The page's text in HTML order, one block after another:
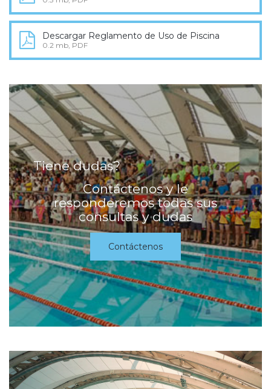
Descargar Reglamento de Uso de Piscina
0.2 mb, PDF
Tiene dudas?
Contáctenos y le
responderemos todas sus
consultas y dudas
Contáctenos